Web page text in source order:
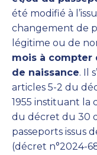
été modifié à
changement de
légitime ou de
mois à compter
de naissance. Il
articles 5-2 du
1955 instituant la
du décret du 30
passeports issus
(décret n°2024-